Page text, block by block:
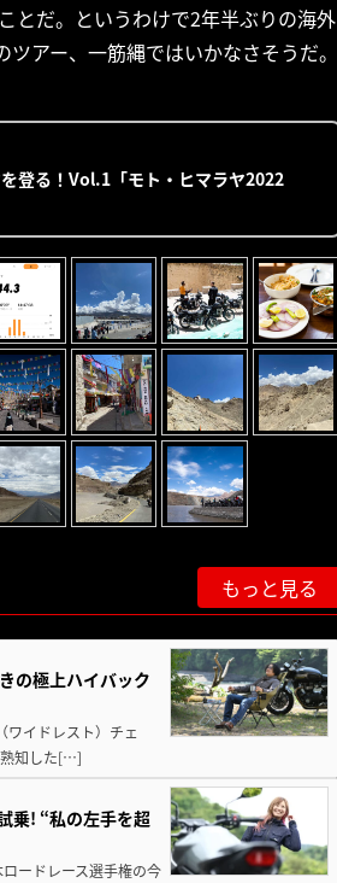
とだ。というわけで2年半ぶりの海外
アー、一筋縄ではいかなさそうだ。
登る！Vol.1「モト・ヒマラヤ2022
もっと見る
の極上ハイバック
ワイドレスト）チェ
熟知した[…]
乗! “私の左手を超
ードレース選手権の今